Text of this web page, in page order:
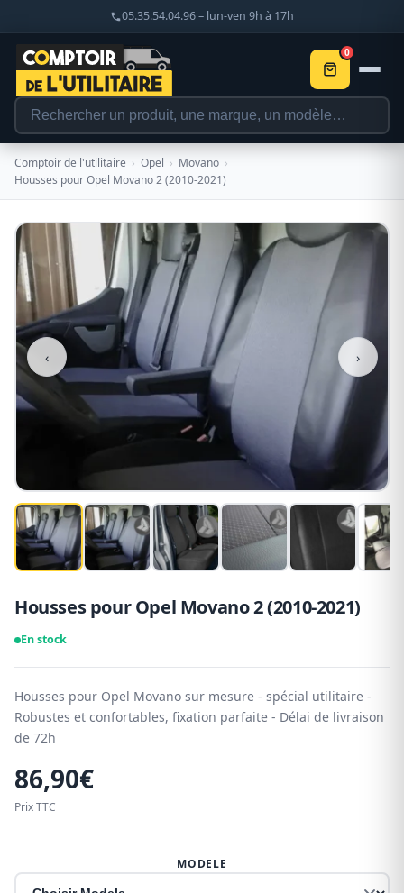
05.35.54.04.96 – lun-ven 9h à 17h
0
Comptoir de l'utilitaire › Opel › Movano ›
Housses pour Opel Movano 2 (2010-2021)
‹ ›
Housses pour Opel Movano 2 (2010-2021)
En stock
Housses pour Opel Movano sur mesure - spécial utilitaire -
Robustes et confortables, fixation parfaite - Délai de livraison
de 72h
86,90€
Prix TTC
MODELE